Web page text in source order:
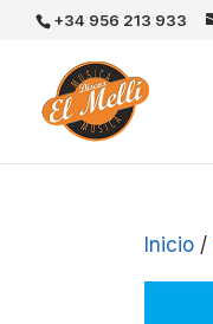
+34 956 213 933
Inicio /